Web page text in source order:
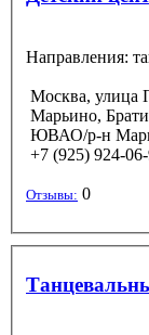
Направления:
Москва, улица
Марьино,
ЮВАО/р-н
+7 (925) 924-
Отзывы: 0